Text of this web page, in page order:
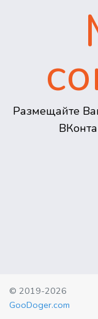
Размещайте
© 2019-2026
GooDoger.com